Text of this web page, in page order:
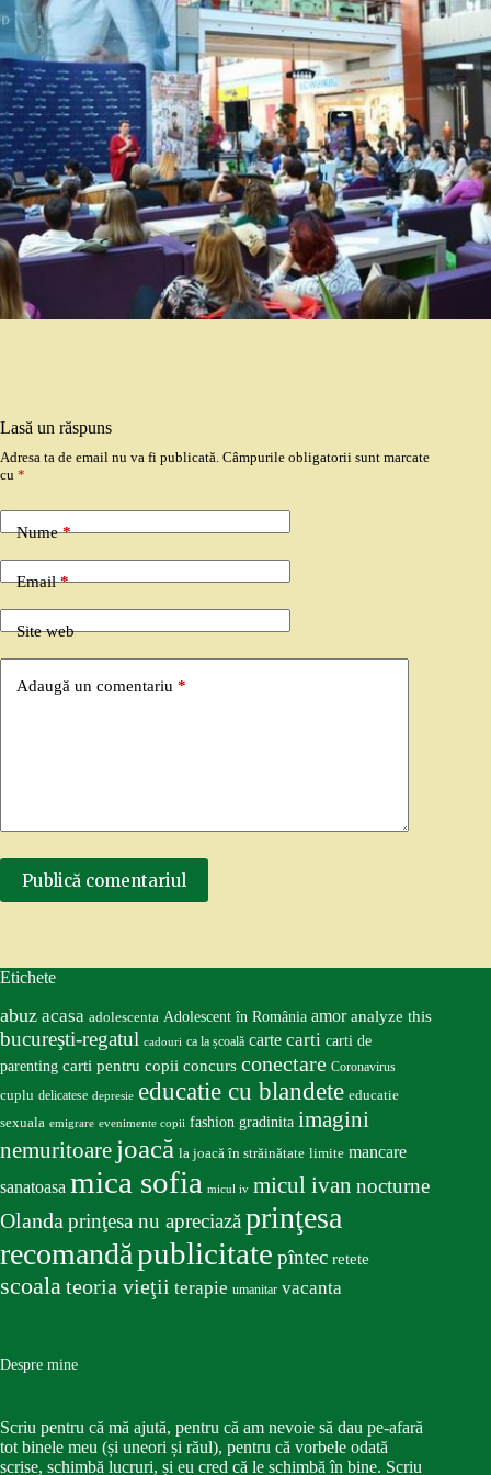
Lasă un răspuns
Adresa ta de email nu va fi publicată. Câmpurile obligatorii sunt marcate
cu *
Nume*
Email*
Site web
Adaugă un comentariu *
Publică comentariul
Etichete
abuz acasa adolescenta Adolescent în România amor analyze this
bucureşti-regatul cadouri ca la școală carte carti carti de
parenting carti pentru copii concurs conectare Coronavirus
cuplu delicatese depresie educatie cu blandete educatie
sexuala emigrare evenimente copii fashion gradinita imagini
nemuritoare joacă la joacă în străinătate limite mancare
sanatoasa mica sofia micul iv micul ivan nocturne
Olandaprinţesa nu apreciazăprinţesa
recomandăpublicitate pîntec retete
scoalateoria vieţii terapie umanitar vacanta
Despre mine
Scriu pentru că mă ajută, pentru că am nevoie să dau pe-afară
tot binele meu (și uneori și răul), pentru că vorbele odată
scrise, schimbă lucruri, și eu cred că le schimbă în bine. Scriu